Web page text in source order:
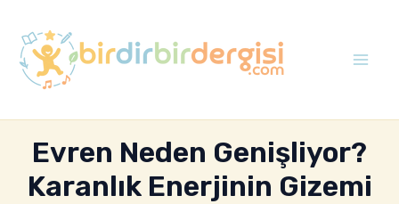
atla
Evren Neden Genişliyor?
Karanlık Enerjinin Gizemi